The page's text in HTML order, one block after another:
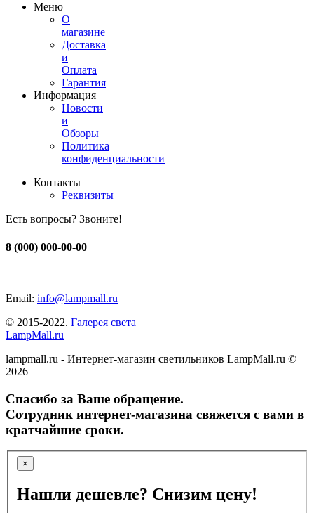
Меню
О
магазине
Доставка
и
Оплата
Гарантия
Информация
Новости
и
Обзоры
Политика
конфиденциальности
Контакты
Реквизиты
Есть вопросы? Звоните!
8 (000) 000-00-00
Email: info@lampmall.ru
© 2015-2022. Галерея света
LampMall.ru
lampmall.ru - Интернет-магазин светильников LampMall.ru ©
2026
Спасибо за Ваше обращение.
Сотрудник интернет-магазина свяжется с вами в
кратчайшие сроки.
×
Нашли дешевле? Снизим цену!